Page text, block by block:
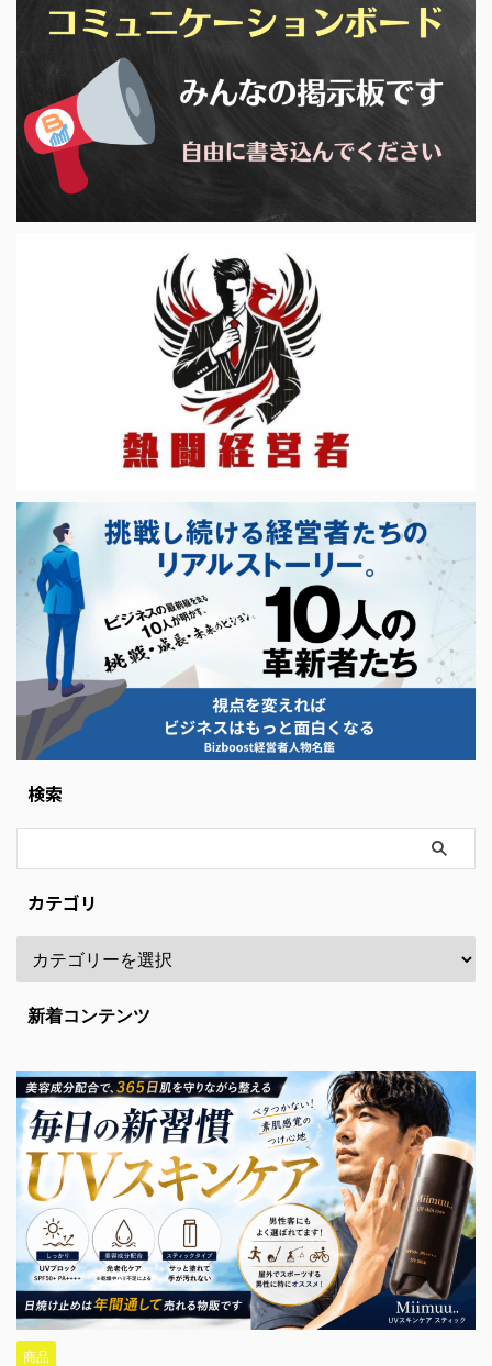
検索
カテゴリ
新着コンテンツ
商品